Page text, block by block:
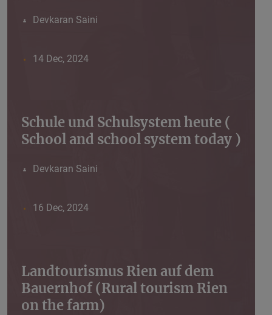
Devkaran Saini
14 Dec, 2024
Schule und Schulsystem heute (
School and school system today )
Devkaran Saini
16 Dec, 2024
Landtourismus Rien auf dem
Bauernhof (Rural tourism Rien
on the farm)